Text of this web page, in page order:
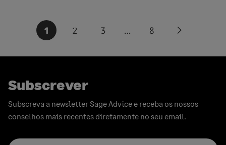
Paginação
conteúdos
1 2 3 … 8
Next
Subscrever
Subscreva a newsletter Sage Advice e receba os nossos
conselhos mais recentes diretamente no seu email.